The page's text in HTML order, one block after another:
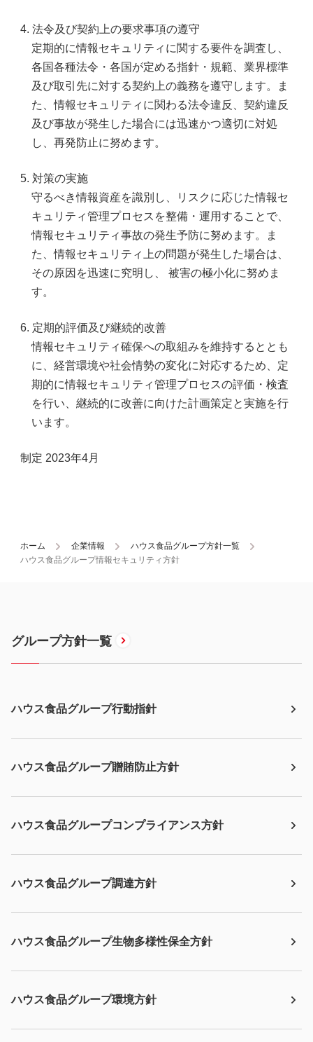
ホーム 企業情報
ハウス食品グループ方針一覧
ハウス⾷品グループ情報セキュリティ方針
法令及び契約上の要求事項の遵守
定期的に情報セキュリティに関する要件を調査し、
各国各種法令・各国が定める指針・規範、業界標準
及び取引先に対する契約上の義務を遵守します。ま
た、情報セキュリティに関わる法令違反、契約違反
及び事故が発生した場合には迅速かつ適切に対処
し、再発防止に努めます。
対策の実施
守るべき情報資産を識別し、リスクに応じた情報セ
キュリティ管理プロセスを整備・運用することで、
情報セキュリティ事故の発生予防に努めます。ま
た、情報セキュリティ上の問題が発生した場合は、
その原因を迅速に究明し、 被害の極小化に努めま
す。
定期的評価及び継続的改善
情報セキュリティ確保への取組みを維持するととも
に、経営環境や社会情勢の変化に対応するため、定
期的に情報セキュリティ管理プロセスの評価・検査
を行い、継続的に改善に向けた計画策定と実施を行
います。
制定 2023年4月
グループ方針一覧
ハウス食品グループ行動指針
ハウス食品グループ贈賄防止方針
ハウス食品グループコンプライアンス方針
ハウス食品グループ調達方針
ハウス食品グループ生物多様性保全方針
ハウス食品グループ環境方針